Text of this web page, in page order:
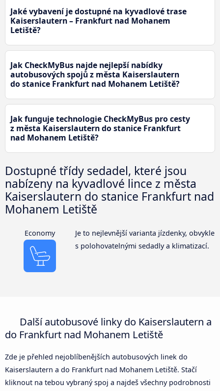
Jaké vybavení je dostupné na kyvadlové trase
Kaiserslautern – Frankfurt nad Mohanem
Letiště?
Jak CheckMyBus najde nejlepší nabídky
autobusových spojů z města Kaiserslautern
do stanice Frankfurt nad Mohanem Letiště?
Jak funguje technologie CheckMyBus pro cesty
z města Kaiserslautern do stanice Frankfurt
nad Mohanem Letiště?
Dostupné třídy sedadel, které jsou
nabízeny na kyvadlové lince z města
Kaiserslautern do stanice Frankfurt nad
Mohanem Letiště
Economy
Je to nejlevnější varianta jízdenky, obvykle
s polohovatelnými sedadly a klimatizací.
Další autobusové linky do Kaiserslautern a
do Frankfurt nad Mohanem Letiště
Zde je přehled nejoblíbenějších autobusových linek do
Kaiserslautern a do Frankfurt nad Mohanem Letiště. Stačí
kliknout na tebou vybraný spoj a najdeš všechny podrobnosti